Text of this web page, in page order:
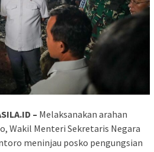
– Melaksanakan arahan
Wakil Menteri Sekretaris Negara
meninjau posko pengungsian